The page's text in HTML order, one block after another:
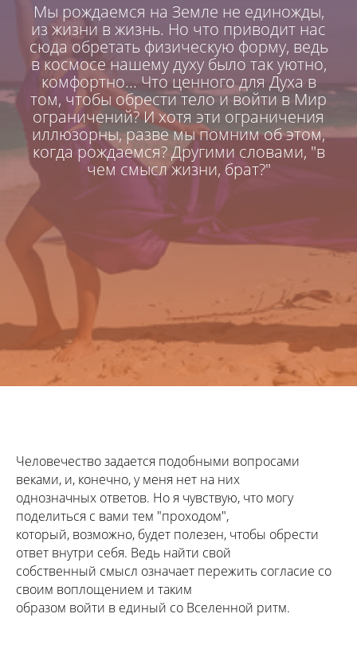
Мы рождаемся на Земле не единожды,
из жизни в жизнь. Но что приводит нас
сюда обретать физическую форму, ведь
в космосе нашему духу было так уютно,
комфортно... Что ценного для Духа в
том, чтобы обрести тело и войти в Мир
ограничений? И хотя эти ограничения
иллюзорны, разве мы помним об этом,
когда рождаемся? Другими словами, "в
чем смысл жизни, брат?"
Человечество задается подобными вопросами
веками, и, конечно, у меня нет на них
однозначных ответов. Но я чувствую, что могу
поделиться с вами тем "проходом",
который, возможно, будет полезен, чтобы обрести
ответ внутри себя. Ведь найти свой
собственный смысл означает пережить согласие со
своим воплощением и таким
образом войти в единый со Вселенной ритм.